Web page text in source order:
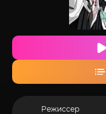
Режиссер